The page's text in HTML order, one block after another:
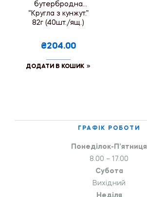
бутербродна
“Кругла з кунжут.”
82г (40шт./ящ.)
₴204.00
ДОДАТИ В КОШИК
ГРАФІК РОБОТИ
Понеділок-П’ятниця
8.00 – 17.00
Субота
Вихідний